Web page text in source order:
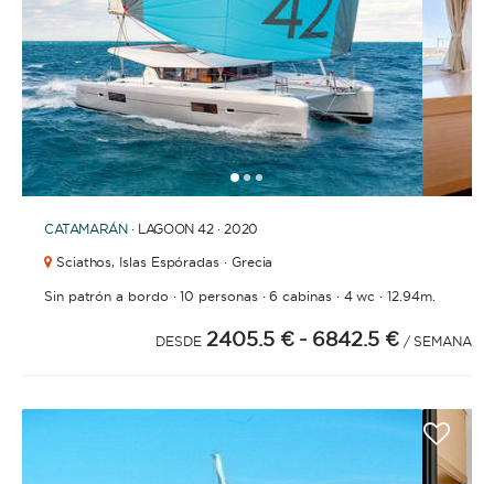
123
CATAMARÁN · LAGOON 42 · 2020
Sciathos, Islas Espóradas · Grecia
Sin patrón a bordo ·10 personas·6 cabinas· 4 wc ·12.94m.
DESDE 2405.5 € - 6842.5 € / SEMANA